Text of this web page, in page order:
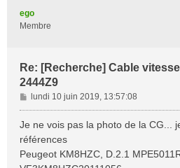
ego
Membre
Re: [Recherche] Cable
2444Z9
M
e
s
s
g
lundi 10 juin 2019, 13:57:08
Je ne vois pas la photo de la CG...
références
Peugeot KM8HZC, D.2.1